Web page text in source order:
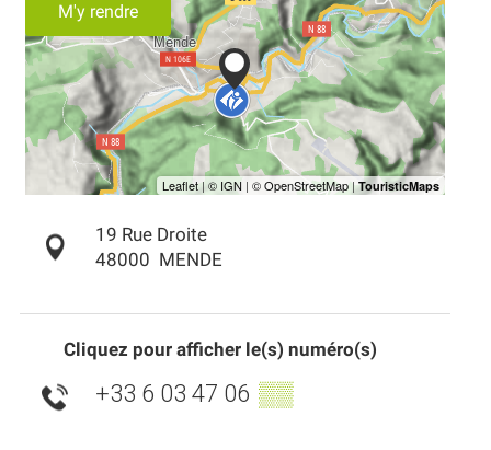
M'y rendre
19 Rue Droite
48000 MENDE
Cliquez pour afficher le(s) numéro(s)
+33 6 03 47 06 ▒▒